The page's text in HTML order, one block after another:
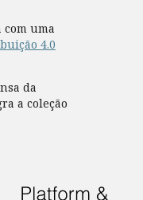
com uma
4.0
da
a coleção